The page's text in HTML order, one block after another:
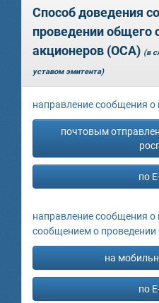
Способ доведения
проведении общего
акционеров (ОСА) (в
уставом эмитента)
направление сообщения
почтовым
по
направление сообщения
сообщением о
на
по